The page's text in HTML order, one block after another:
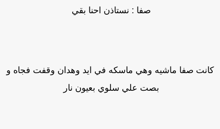
صفا : نستاذن احنا بقي
صفا ماشيه وهي ماسكه في ايد وهدان وقفت فجاه و
بصت علي سلوي بعيون نار